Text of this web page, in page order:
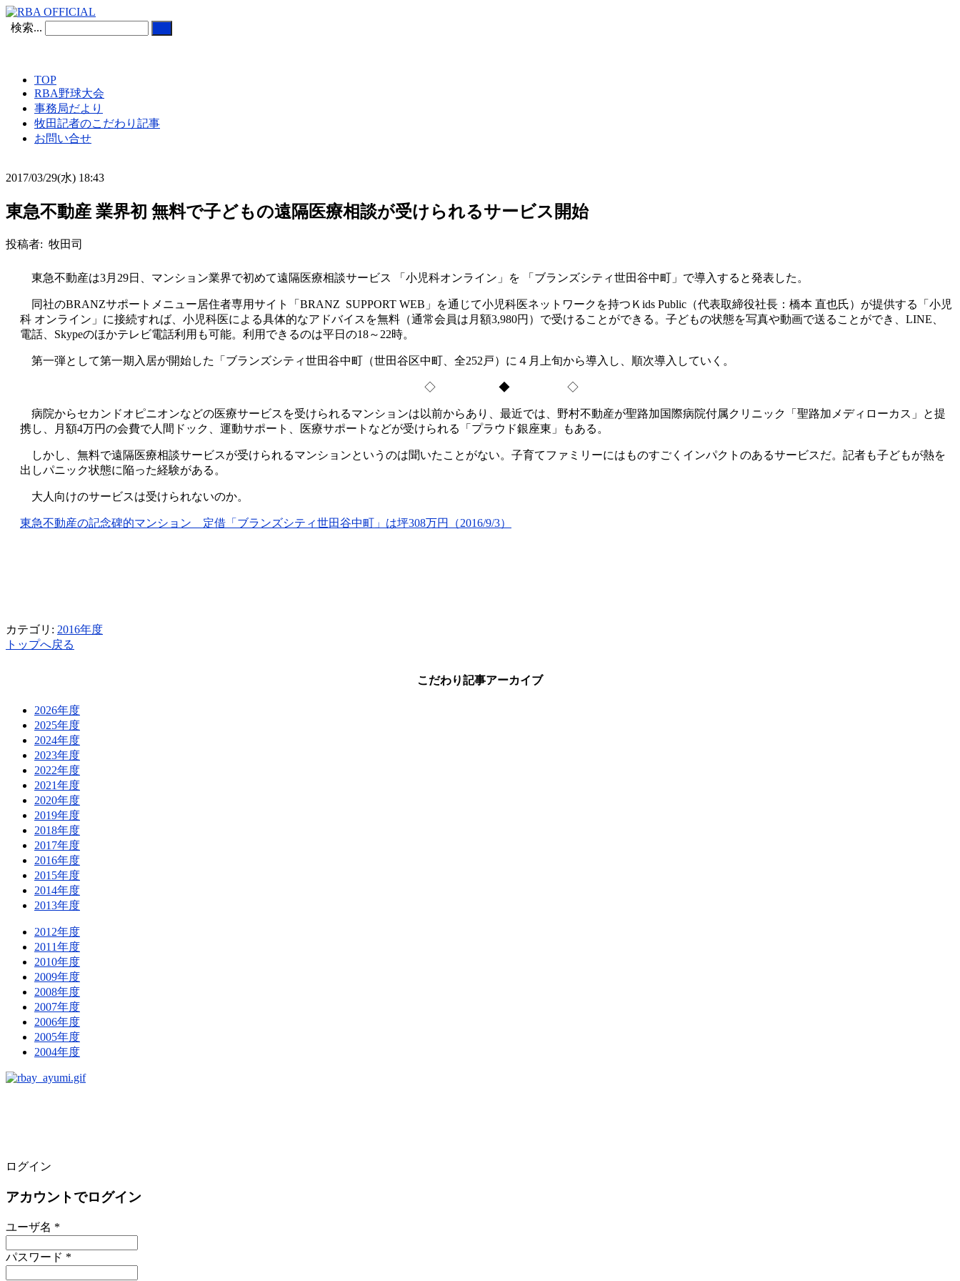
検索...
TOP
RBA野球大会
事務局だより
牧田記者のこだわり記事
お問い合せ
2017/03/29(水) 18:43
東急不動産 業界初 無料で子どもの遠隔医療相談が受けられるサービス開始
投稿者: 牧田司
東急不動産は3月29日、マンション業界で初めて遠隔医療相談サービス 「小児科オンライン」を 「ブランズシティ世田谷中町」で導入すると発表した。
同社のBRANZサポートメニュー居住者専用サイト「BRANZ SUPPORT WEB」を通じて小児科医ネットワークを持つＫids Public（代表取締役社長：橋本 直也氏）が提供する「小児
科 オンライン」に接続すれば、小児科医による具体的なアドバイスを無料（通常会員は月額3,980円）で受けることができる。子どもの状態を写真や動画で送ることができ、LINE、
電話、Skypeのほかテレビ電話利用も可能。利用できるのは平日の18～22時。
第一弾として第一期入居が開始した「ブランズシティ世田谷中町（世田谷区中町、全252戸）に４月上旬から導入し、順次導入していく。
◇ ◆ ◇
病院からセカンドオピニオンなどの医療サービスを受けられるマンションは以前からあり、最近では、野村不動産が聖路加国際病院付属クリニック「聖路加メディローカス」と提
携し、月額4万円の会費で人間ドック、運動サポート、医療サポートなどが受けられる「プラウド銀座東」もある。
しかし、無料で遠隔医療相談サービスが受けられるマンションというのは聞いたことがない。子育てファミリーにはものすごくインパクトのあるサービスだ。記者も子どもが熱を
出しパニック状態に陥った経験がある。
大人向けのサービスは受けられないのか。
東急不動産の記念碑的マンション 定借「ブランズシティ世田谷中町」は坪308万円（2016/9/3）
カテゴリ: 2016年度
トップへ戻る
こだわり記事アーカイブ
2026年度
2025年度
2024年度
2023年度
2022年度
2021年度
2020年度
2019年度
2018年度
2017年度
2016年度
2015年度
2014年度
2013年度
2012年度
2011年度
2010年度
2009年度
2008年度
2007年度
2006年度
2005年度
2004年度
ログイン
アカウントでログイン
ユーザ名 *
パスワード *